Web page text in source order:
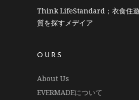
Think LifeStandard；衣食住
質を探すメデイア
OURS
About Us
EVERMADEについて